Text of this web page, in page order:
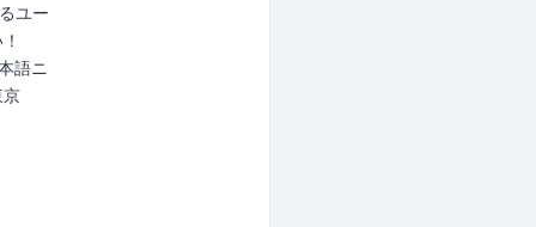
ユー
語ニ